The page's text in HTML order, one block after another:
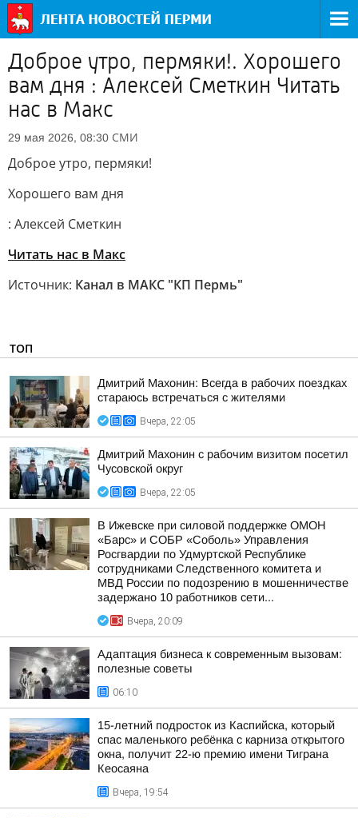
Доброе утро, пермяки!. Хорошего
вам дня : Алексей Сметкин Читать
нас в Макс
29 мая 2026, 08:30 СМИ
Доброе утро, пермяки!
Хорошего вам дня
: Алексей Сметкин
Читать нас в Макс
Источник: Канал в МАКС "КП Пермь"
ТОП
Дмитрий Махонин: Всегда в рабочих поездках
стараюсь встречаться с жителями
Вчера, 22:05
Дмитрий Махонин с рабочим визитом посетил
Чусовской округ
Вчера, 22:05
В Ижевске при силовой поддержке ОМОН
«Барс» и СОБР «Соболь» Управления
Росгвардии по Удмуртской Республике
сотрудниками Следственного комитета и
МВД России по подозрению в мошенничестве
задержано 10 работников сети...
Вчера, 20:09
Адаптация бизнеса к современным вызовам:
полезные советы
06:10
15-летний подросток из Каспийска, который
спас маленького ребёнка с карниза открытого
окна, получит 22-ю премию имени Тиграна
Кеосаяна
Вчера, 19:54